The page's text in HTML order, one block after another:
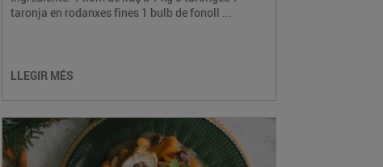
taronja en rodanxes fines 1 bulb de fonoll ...
LLEGIR MÉS